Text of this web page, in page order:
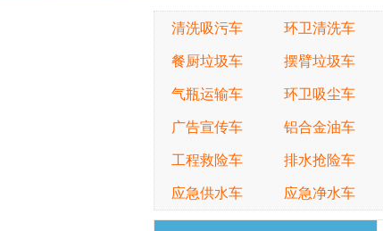
清洗吸污车 环卫清洗车
餐厨垃圾车 摆臂垃圾车
气瓶运输车 环卫吸尘车
广告宣传车 铝合金油车
工程救险车 排水抢险车
应急供水车 应急净水车